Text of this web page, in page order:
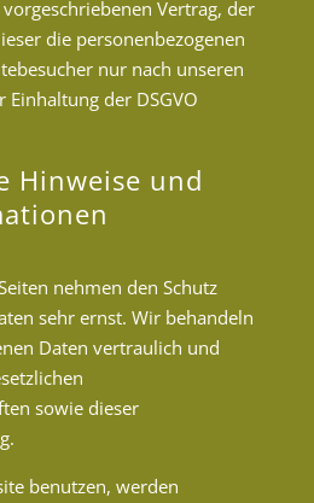
Vertrag, der
die personenbezogenen
nur nach unseren
der DSGVO
Hinweise und
nehmen den Schutz
sehr ernst. Wir behandeln
Daten vertraulich und
sowie dieser
benutzen, werden